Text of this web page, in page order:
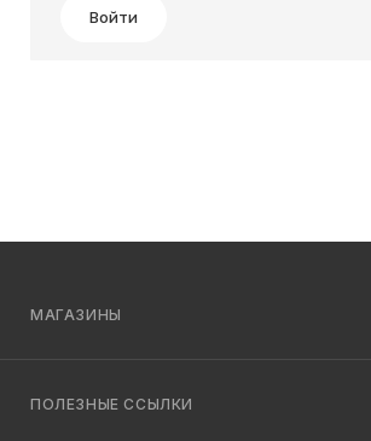
Войти
МАГАЗИНЫ
ПОЛЕЗНЫЕ ССЫЛКИ